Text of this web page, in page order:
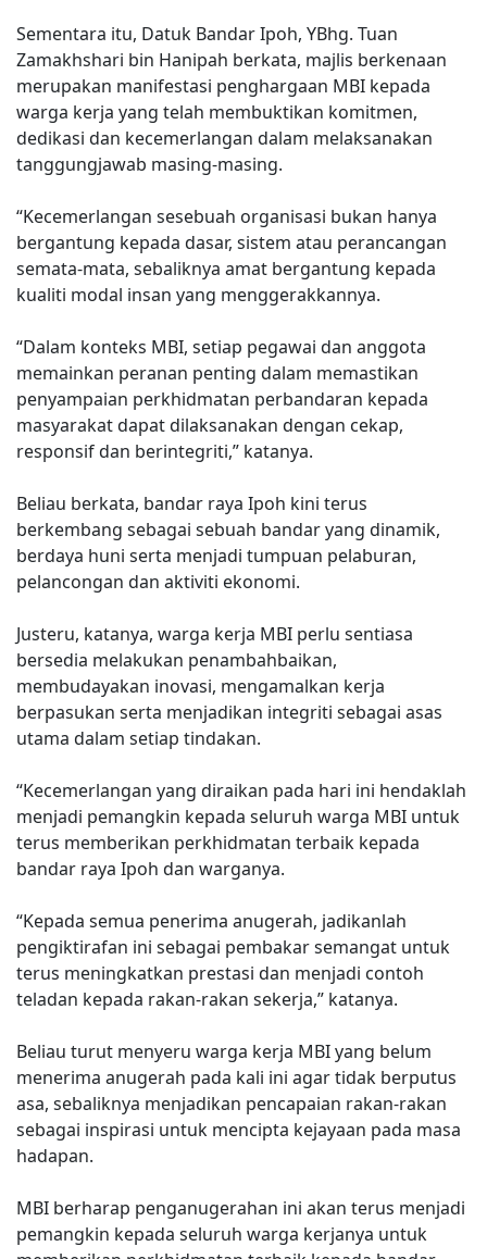
Sementara itu, Datuk Bandar Ipoh, YBhg. Tuan
Zamakhshari bin Hanipah berkata, majlis berkenaan
merupakan manifestasi penghargaan MBI kepada
warga kerja yang telah membuktikan komitmen,
dedikasi dan kecemerlangan dalam melaksanakan
tanggungjawab masing-masing.
“Kecemerlangan sesebuah organisasi bukan hanya
bergantung kepada dasar, sistem atau perancangan
semata-mata, sebaliknya amat bergantung kepada
kualiti modal insan yang menggerakkannya.
“Dalam konteks MBI, setiap pegawai dan anggota
memainkan peranan penting dalam memastikan
penyampaian perkhidmatan perbandaran kepada
masyarakat dapat dilaksanakan dengan cekap,
responsif dan berintegriti,” katanya.
Beliau berkata, bandar raya Ipoh kini terus
berkembang sebagai sebuah bandar yang dinamik,
berdaya huni serta menjadi tumpuan pelaburan,
pelancongan dan aktiviti ekonomi.
Justeru, katanya, warga kerja MBI perlu sentiasa
bersedia melakukan penambahbaikan,
membudayakan inovasi, mengamalkan kerja
berpasukan serta menjadikan integriti sebagai asas
utama dalam setiap tindakan.
“Kecemerlangan yang diraikan pada hari ini hendaklah
menjadi pemangkin kepada seluruh warga MBI untuk
terus memberikan perkhidmatan terbaik kepada
bandar raya Ipoh dan warganya.
“Kepada semua penerima anugerah, jadikanlah
pengiktirafan ini sebagai pembakar semangat untuk
terus meningkatkan prestasi dan menjadi contoh
teladan kepada rakan-rakan sekerja,” katanya.
Beliau turut menyeru warga kerja MBI yang belum
menerima anugerah pada kali ini agar tidak berputus
asa, sebaliknya menjadikan pencapaian rakan-rakan
sebagai inspirasi untuk mencipta kejayaan pada masa
hadapan.
MBI berharap penganugerahan ini akan terus menjadi
pemangkin kepada seluruh warga kerjanya untuk